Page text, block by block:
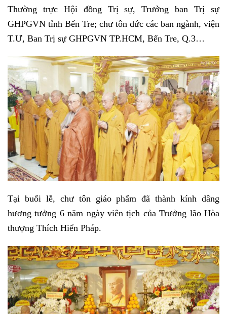
Thường trực Hội đồng Trị sự, Trưởng ban Trị sự
GHPGVN tỉnh Bến Tre; chư tôn đức các ban ngành, viện
T.Ư, Ban Trị sự GHPGVN TP.HCM, Bến Tre, Q.3…
Tại buổi lễ, chư tôn giáo phẩm đã thành kính dâng
hương tưởng 6 năm ngày viên tịch của Trưởng lão Hòa
thượng Thích Hiển Pháp.